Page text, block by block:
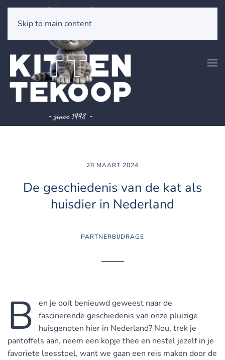
Skip to main content
28 MAART 2024
De geschiedenis van de kat als
huisdier in Nederland
PARTNERBIJDRAGE
B
en je ooit benieuwd geweest naar de
fascinerende geschiedenis van onze pluizige
huisgenoten hier in Nederland? Nou, trek je
pantoffels aan, neem een kopje thee en nestel jezelf in je
favoriete leesstoel, want we gaan een reis maken door de